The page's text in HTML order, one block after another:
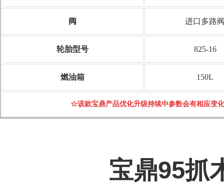
阀 进口多路
轮胎型号 825-16
燃油箱 150L
☆该款宝鼎产品优化升级持续中参数会有相应变
宝鼎95抓